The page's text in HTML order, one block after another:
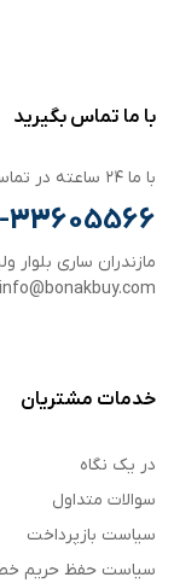
با ما تماس بگیرید
با ما ۲۴ ساعته در تماس باشید
33605566
مازندران ساری بلوار
info@bonakbuy.com
خدمات مشتریان
در یک نگاه
سوالات متداول
سیاست بازپرداخت
سیاست حفظ حریم